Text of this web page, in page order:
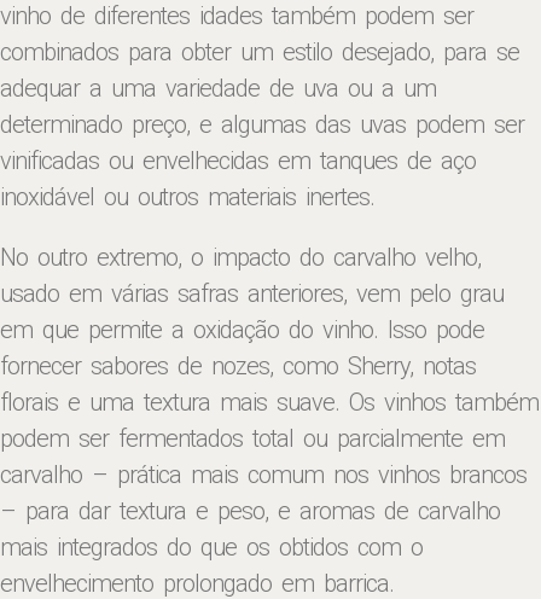
vinho de diferentes idades também podem ser
combinados para obter um estilo desejado, para se
adequar a uma variedade de uva ou a um
determinado preço, e algumas das uvas podem ser
vinificadas ou envelhecidas em tanques de aço
inoxidável ou outros materiais inertes.
No outro extremo, o impacto do carvalho velho,
usado em várias safras anteriores, vem pelo grau
em que permite a oxidação do vinho. Isso pode
fornecer sabores de nozes, como Sherry, notas
florais e uma textura mais suave. Os vinhos também
podem ser fermentados total ou parcialmente em
carvalho – prática mais comum nos vinhos brancos
– para dar textura e peso, e aromas de carvalho
mais integrados do que os obtidos com o
envelhecimento prolongado em barrica.